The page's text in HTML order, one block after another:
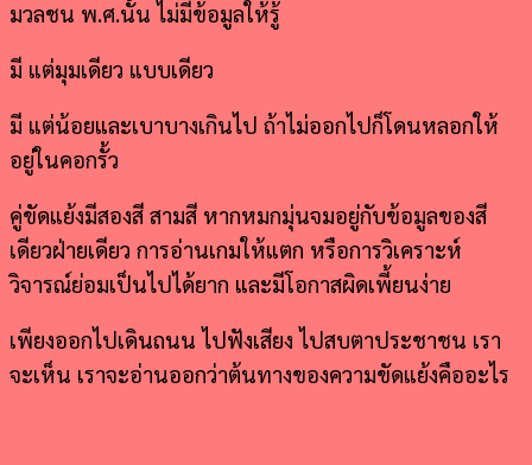
มวลชน พ.ศ.นั้น ไม่มีข้อมูลให้รู้
มี แต่มุมเดียว แบบเดียว
มี แต่น้อยและเบาบางเกินไป ถ้าไม่ออกไปก็โดนหลอกให้
อยู่ในคอกรั้ว
คู่ขัดแย้งมีสองสี สามสี หากหมกมุ่นจมอยู่กับข้อมูลของสี
เดียวฝ่ายเดียว การอ่านเกมให้แตก หรือการวิเคราะห์
วิจารณ์ย่อมเป็นไปได้ยาก และมีโอกาสผิดเพี้ยนง่าย
เพียงออกไปเดินถนน ไปฟังเสียง ไปสบตาประชาชน เรา
จะเห็น เราจะอ่านออกว่าต้นทางของความขัดแย้งคืออะไร